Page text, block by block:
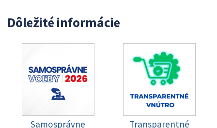
Dôležité informácie
Samosprávne Transparentné